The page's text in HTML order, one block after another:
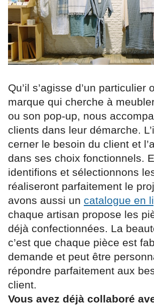
Qu’il s’agisse d’un particulier
marque qui cherche à
ou son pop-up, nous
clients dans leur démarche.
cerner le besoin du client et
dans ses choix fonctionnels.
identifions et sélectionnons
réaliseront parfaitement le
avons aussi un catalogue en
chaque artisan propose les
déjà confectionnées. La
c’est que chaque pièce est
demande et peut être
répondre parfaitement aux
client.
Vous avez déjà collaboré